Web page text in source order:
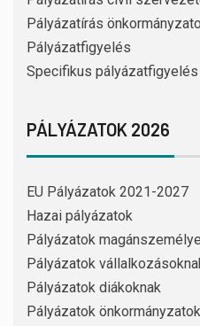
Pályázatírás
Pályázatfigyelés
Specifikus
PÁLYÁZATOK 2026
EU Pályázatok 2021-2027
Hazai pályázatok
Pályázatok
Pályázatok
Pályázatok diákoknak
Pályázatok